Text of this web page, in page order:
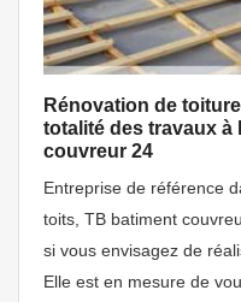
Rénovation de
totalité des travaux à
couvreur 24
Entreprise de référence
toits, TB batiment
si vous envisagez de
Elle est en mesure de